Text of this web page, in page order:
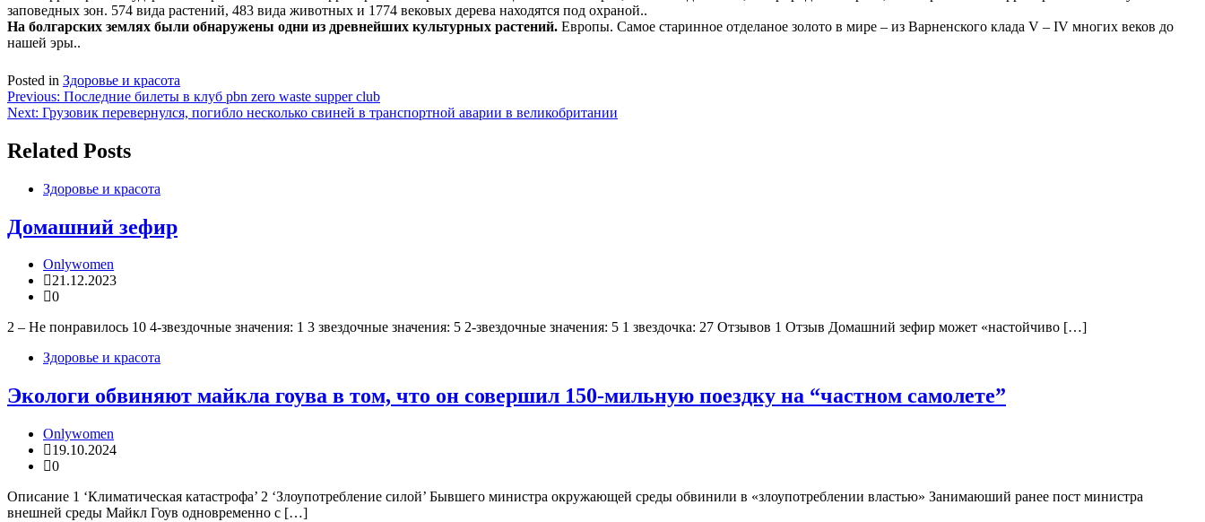
заповедных зон. 574 вида растений, 483 вида животных и 1774 вековых дерева находятся под охраной..
На болгарских землях были обнаружены одни из древнейших культурных растений. Европы. Самое старинное отделаное золото в мире – из Варненского клада V – IV многих веков до
нашей эры..
Posted in Здоровье и красота
Навигация
по
записям
Previous: Последние билеты в клуб pbn zero waste supper club
Next: Грузовик перевернулся, погибло несколько свиней в транспортной аварии в великобритании
Related Posts
Здоровье и красота
Домашний зефир
Onlywomen
21.12.2023
0
2 – Не понравилось 10 4-звездочные значения: 1 3 звездочные значения: 5 2-звездочные значения: 5 1 звездочка: 27 Отзывов 1 Отзыв Домашний зефир может «настойчиво […]
Здоровье и красота
Экологи обвиняют майкла гоува в том, что он совершил 150-мильную поездку на “частном самолете”
Onlywomen
19.10.2024
0
Описание 1 ‘Климатическая катастрофа’ 2 ‘Злоупотребление силой’ Бывшего министра окружающей среды обвинили в «злоупотреблении властью» Занимаюший ранее пост министра
внешней среды Майкл Гоув одновременно с […]